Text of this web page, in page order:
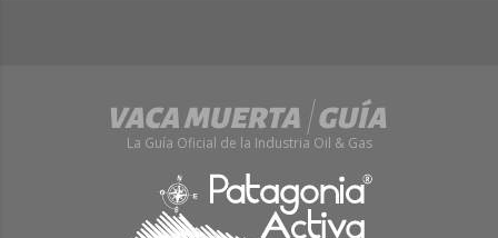
La Guía Oficial de la Industria Oil & Gas